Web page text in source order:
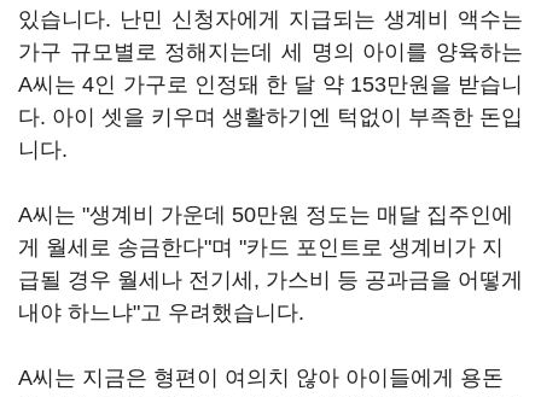
있습니다. 난민 신청자에게 지급되는 생계비 액수는
가구 규모별로 정해지는데 세 명의 아이를 양육하는
A씨는 4인 가구로 인정돼 한 달 약 153만원을 받습니
다. 아이 셋을 키우며 생활하기엔 턱없이 부족한 돈입
니다.
A씨는 "생계비 가운데 50만원 정도는 매달 집주인에
게 월세로 송금한다"며 "카드 포인트로 생계비가 지
급될 경우 월세나 전기세, 가스비 등 공과금을 어떻게
내야 하느냐"고 우려했습니다.
A씨는 지금은 형편이 여의치 않아 아이들에게 용돈